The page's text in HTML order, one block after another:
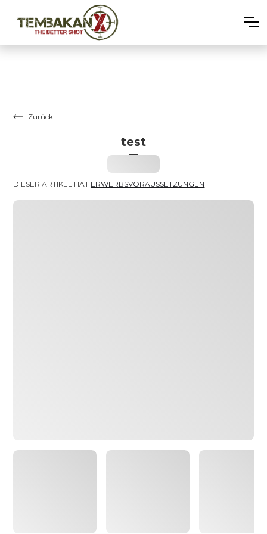
Zurück
test
–
DIESER ARTIKEL HAT ERWERBSVORAUSSETZUNGEN